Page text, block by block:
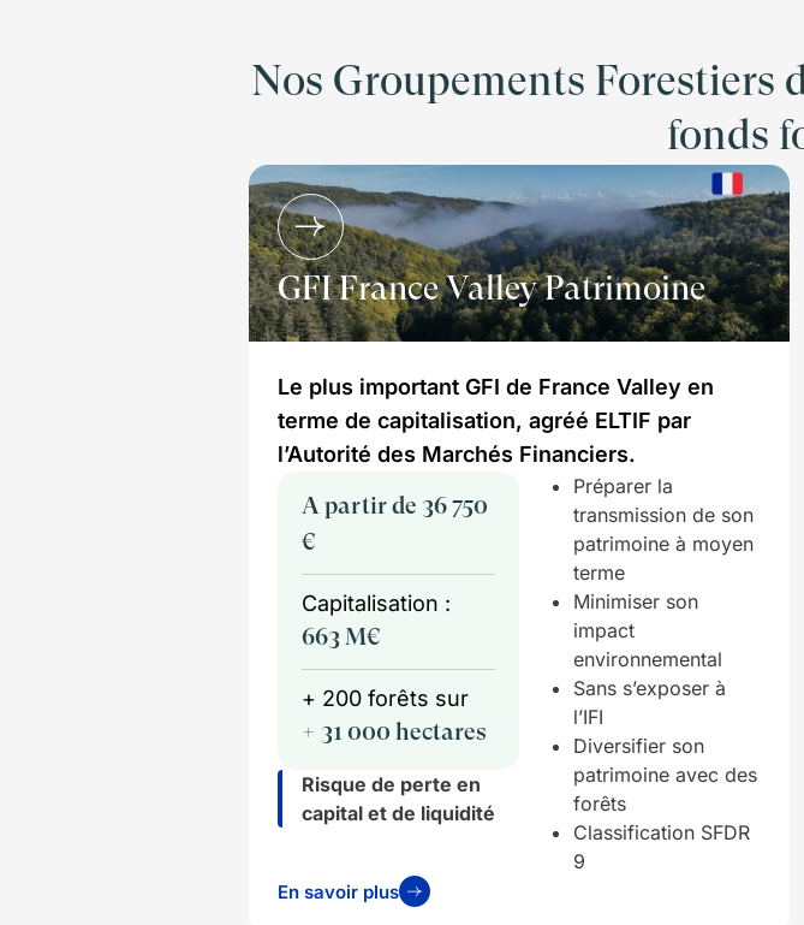
Nos Groupements Forestiers
fonds
GFI France Valley Patrimoine
Le plus important GFI de France Valley en
terme de capitalisation, agréé ELTIF par
l’Autorité des Marchés Financiers.
A partir de 36 750
€
Capitalisation :
663 M€
+ 200 forêts sur
+ 31 000 hectares
Risque de perte en
capital et de liquidité
Préparer la
transmission de son
patrimoine à moyen
terme
Minimiser son
impact
environnemental
Sans s’exposer à
l’IFI
Diversifier son
patrimoine avec des
forêts
Classification SFDR
9
En savoir plus